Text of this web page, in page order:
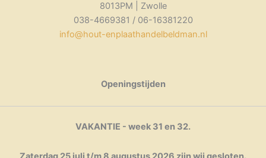
8013PM | Zwolle
038-4669381 / 06-16381220
info@hout-enplaathandelbeldman.nl
Openingstijden
VAKANTIE - week 31 en 32.